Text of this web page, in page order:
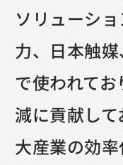
ソリューシ
力、日本触
で使われて
減に貢献し
大産業の効